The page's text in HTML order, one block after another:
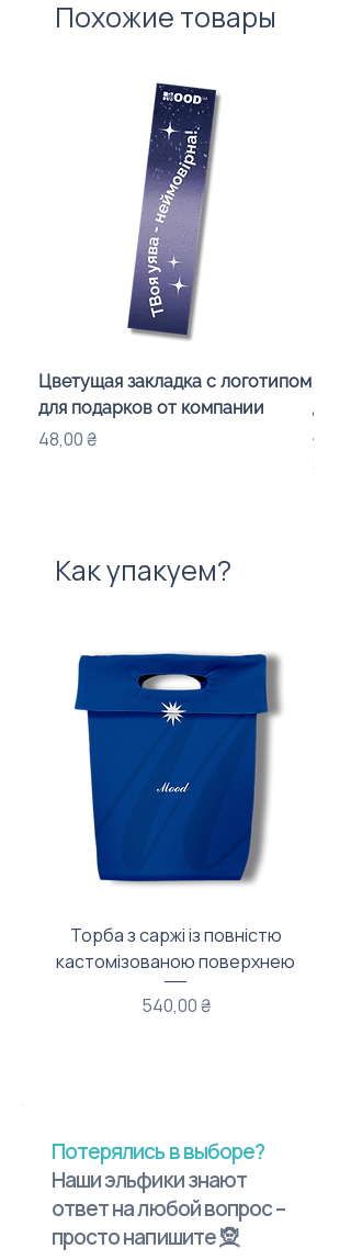
врахування вартості нанесення.
Похожие товары
Цветущая закладка с логотипом
для подарков от компании
Цена
48,00 ₴
для
Цена
Как упакуем?
Торба з саржі із повністю
кастомізованою поверхнею
Цена
540,00 ₴
Потерялись в выборе?
Наши эльфики знают
ответ на любой вопрос –
просто напишите 🧝